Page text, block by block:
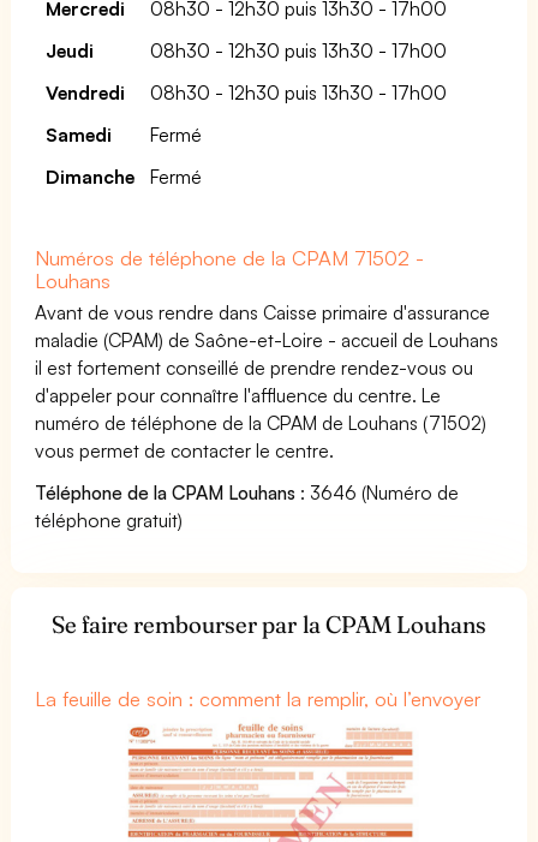
Mercredi
08h30 - 12h30 puis 13h30 - 17h00
Jeudi
08h30 - 12h30 puis 13h30 - 17h00
Vendredi
08h30 - 12h30 puis 13h30 - 17h00
Samedi
Fermé
Dimanche
Fermé
Numéros de téléphone de la CPAM 71502 -
Louhans
Avant de vous rendre dans Caisse primaire d'assurance
maladie (CPAM) de Saône-et-Loire - accueil de Louhans
il est fortement conseillé de prendre rendez-vous ou
d'appeler pour connaître l'affluence du centre. Le
numéro de téléphone de la CPAM de Louhans (71502)
vous permet de contacter le centre.
Téléphone de la CPAM Louhans : 3646 (Numéro de
téléphone gratuit)
Se faire rembourser par la CPAM Louhans
La feuille de soin : comment la remplir, où l’envoyer